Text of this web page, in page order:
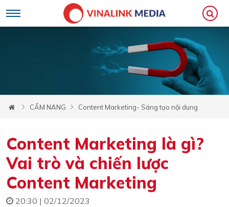
CẨM NANG Content Marketing- Sáng tạo nội dung
Content Marketing là gì?
Vai trò và chiến lược
Content Marketing
20:30 | 02/12/2023